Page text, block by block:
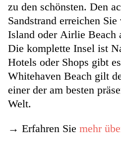
zu den schönsten. Den
Sandstrand erreichen
Island oder Airlie Beach
Die komplette Insel ist
Hotels oder Shops gibt
Whitehaven Beach gilt
einer der am besten
Welt.
→ Erfahren Sie mehr